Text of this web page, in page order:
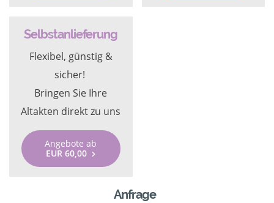
Selbstanlieferung
Flexibel, günstig &
sicher!
Bringen Sie Ihre
Altakten direkt zu uns
Angebote ab
EUR 60,00
Anfrage